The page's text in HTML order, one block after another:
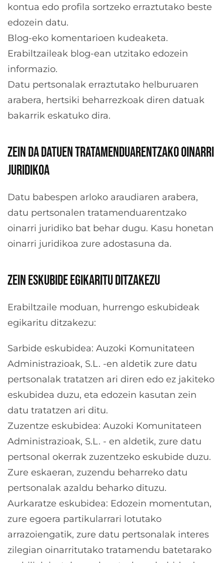
kontua edo profila sortzeko erraztutako beste
edozein datu.
Blog-eko komentarioen kudeaketa.
Erabiltzaileak blog-ean utzitako edozein
informazio.
Datu pertsonalak erraztutako helburuaren
arabera, hertsiki beharrezkoak diren datuak
bakarrik eskatuko dira.
ZEIN DA DATUEN TRATAMENDUARENTZAKO OINARRI
JURIDIKOA
Datu babespen arloko araudiaren arabera,
datu pertsonalen tratamenduarentzako
oinarri juridiko bat behar dugu. Kasu honetan
oinarri juridikoa zure adostasuna da.
ZEIN ESKUBIDE EGIKARITU DITZAKEZU
Erabiltzaile moduan, hurrengo eskubideak
egikaritu ditzakezu:
Sarbide eskubidea: Auzoki Komunitateen
Administrazioak, S.L. -en aldetik zure datu
pertsonalak tratatzen ari diren edo ez jakiteko
eskubidea duzu, eta edozein kasutan zein
datu tratatzen ari ditu.
Zuzentze eskubidea: Auzoki Komunitateen
Administrazioak, S.L. - en aldetik, zure datu
pertsonal okerrak zuzentzeko eskubide duzu.
Zure eskaeran, zuzendu beharreko datu
pertsonalak azaldu beharko dituzu.
Aurkaratze eskubidea: Edozein momentutan,
zure egoera partikularrari lotutako
arrazoiengatik, zure datu pertsonalak interes
zilegian oinarritutako tratamendu batetarako